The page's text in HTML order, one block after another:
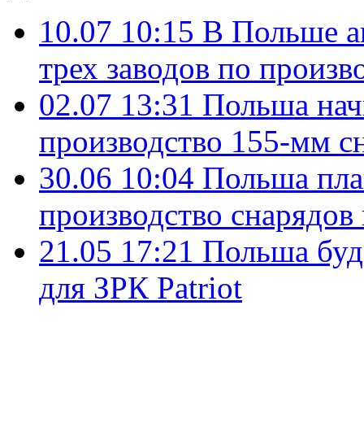
10.07 10:15 В Польше
трех заводов по
02.07 13:31 Польша
производство 155-мм
30.06 10:04 Польша
производство снарядов
21.05 17:21 Польша
для ЗРК Patriot